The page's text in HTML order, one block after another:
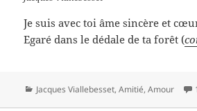
Je suis avec toi âme sincère et
Egaré dans le dédale de ta forêt (
Catégories
Jacques Viallebesset,Amitié,Amour